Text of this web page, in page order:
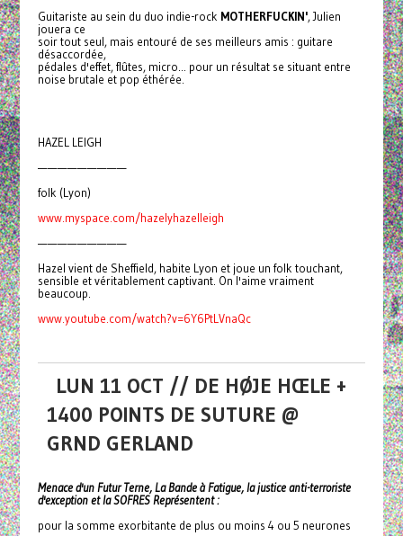
Guitariste au sein du duo indie-rock MOTHERFUCKIN', Julien
jouera ce
soir tout seul, mais entouré de ses meilleurs amis : guitare
désaccordée,
pédales d'effet, flûtes, micro... pour un résultat se situant entre
noise brutale et pop éthérée.
HAZEL LEIGH
—————————
folk (Lyon)
www.myspace.com/hazelyhazelleigh
—————————
Hazel vient de Sheffield, habite Lyon et joue un folk touchant,
sensible et véritablement captivant. On l'aime vraiment
beaucoup.
www.youtube.com/watch?v=6Y6PtLVnaQc
LUN 11 OCT // DE HØJE HŒLE +
1400 POINTS DE SUTURE @
GRND GERLAND
Menace d'un Futur Terne, La Bande à Fatigue, la justice anti-terroriste
d'exception et la SOFRES Représentent :
pour la somme exorbitante de plus ou moins 4 ou 5 neurones